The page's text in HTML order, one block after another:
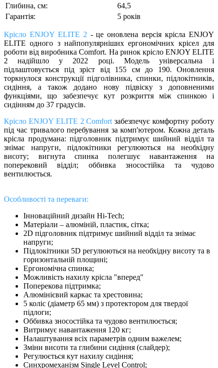
Глибина, см:
64,5
Гарантія:
5 років
Крісло ENJOY ELITE 2- це оновлена ​​версія крісла ENJOY
ELITE одного з найпопулярніших ергономічних крісел для
роботи від виробника Comfort. На ринок крісло ENJOY ELITE
2 надійшло у 2022 році. Модель універсальна і
підлаштовується під зріст від 155 см до 190. Оновлення
торкнулося конструкції підголівника, спинки, підлокітників,
сидіння, а також додано нову підвіску з доповненими
функціями, що забезпечує кут розкриття між спинкою і
сидінням до 37 градусів.
Крісло ENJOY ELITE 2 Comfortзабезпечує комфортну роботу
під час тривалого перебування за комп'ютером. Кожна деталь
крісла продумана: підголовник підтримує шийний відділ та
знімає напруги, підлокітники регулюються на необхідну
висоту; вигнута спинка полегшує навантаження на
поперековий відділ; оббивка зносостійка та чудово
вентилюється.
Особливості та переваги:
Інноваційний дизайн Hi-Tech;
Матеріали – алюміній, пластик, сітка;
2D підголовник підтримує шийний відділ та знімає
напруги;
Підлокітники 5D регулюються на необхідну висоту та в
горизонтальній площині;
Ергономічна спинка;
Можливість нахилу крісла "вперед"
Поперекова підтримка;
Алюмінієвий каркас та хрестовина;
5 коліс (діаметр 65 мм) з протектором для твердої
підлоги;
Оббивка зносостійка та чудово вентилюється;
Витримує навантаження 120 кг;
Налаштування всіх параметрів одним важелем;
Зміни висоти та глибини сидіння (слайдер);
Регулюється кут нахилу сидіння;
Синхромеханізм Single Level Control;